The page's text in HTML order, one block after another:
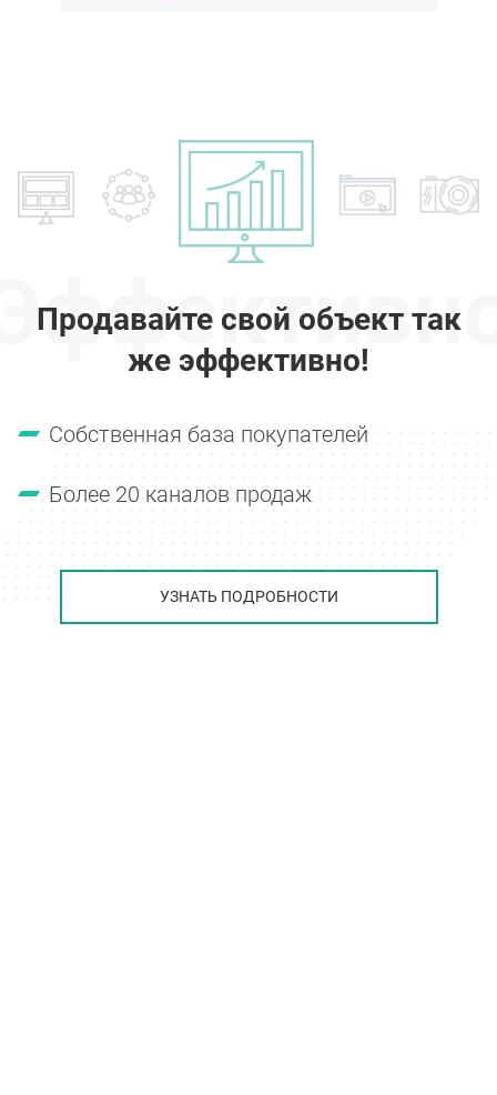
Продавайте свой объект так
же эффективно!
Собственная база покупателей
Более 20 каналов продаж
УЗНАТЬ ПОДРОБНОСТИ